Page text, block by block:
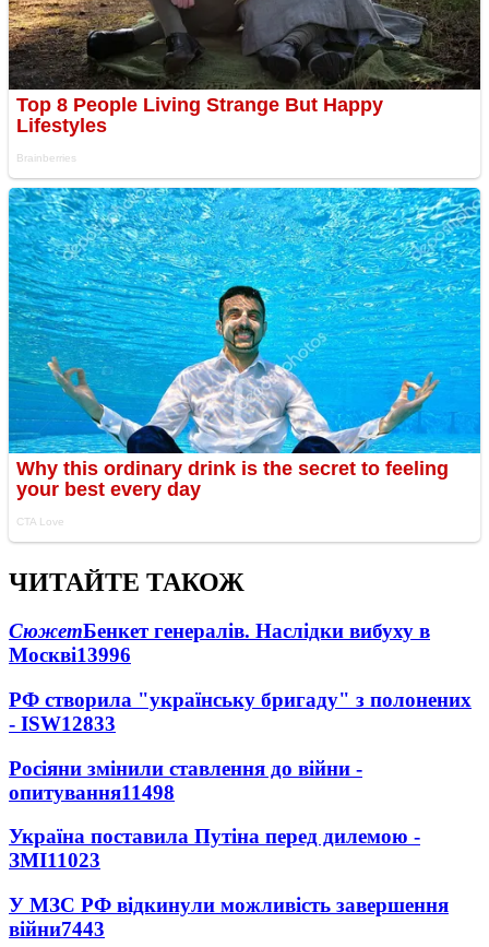
ЧИТАЙТЕ ТАКОЖ
СюжетБенкет генералів. Наслідки вибуху в
Москві13996
РФ створила "українську бригаду" з полонених
- ISW12833
Росіяни змінили ставлення до війни -
опитування11498
Україна поставила Путіна перед дилемою -
ЗМІ11023
У МЗС РФ відкинули можливість завершення
війни7443